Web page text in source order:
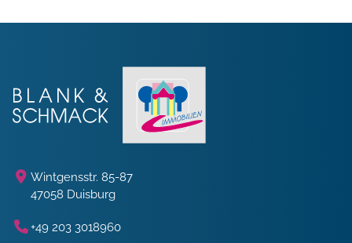
Wintgensstr. 85-87
47058 Duisburg
+49 203 3018960